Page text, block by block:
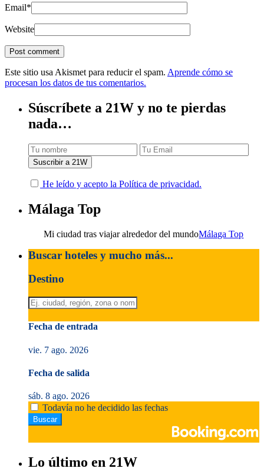
Email*
Website
Este sitio usa Akismet para reducir el spam. Aprende cómo se
procesan los datos de tus comentarios.
Súscríbete a 21W y no te pierdas
nada…
He leído y acepto la Política de privacidad.
Málaga Top
Mi ciudad tras viajar alrededor del mundoMálaga Top
Buscar hoteles y mucho más...
Destino
Fecha de entrada
vie. 7 ago. 2026
Fecha de salida
sáb. 8 ago. 2026
Todavía no he decidido las fechas
Lo último en 21W